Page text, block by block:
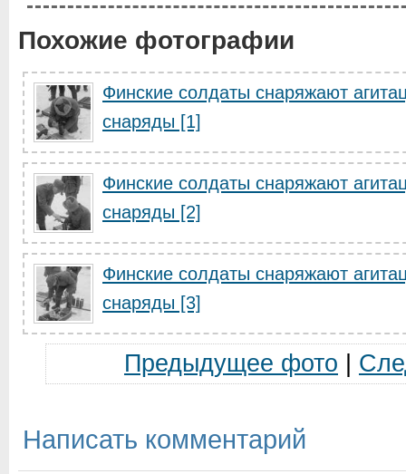
Похожие фотографии
Финские солдаты снаряжают
снаряды [1]
Финские солдаты снаряжают
снаряды [2]
Финские солдаты снаряжают
снаряды [3]
Предыдущее фото
Написать комментарий